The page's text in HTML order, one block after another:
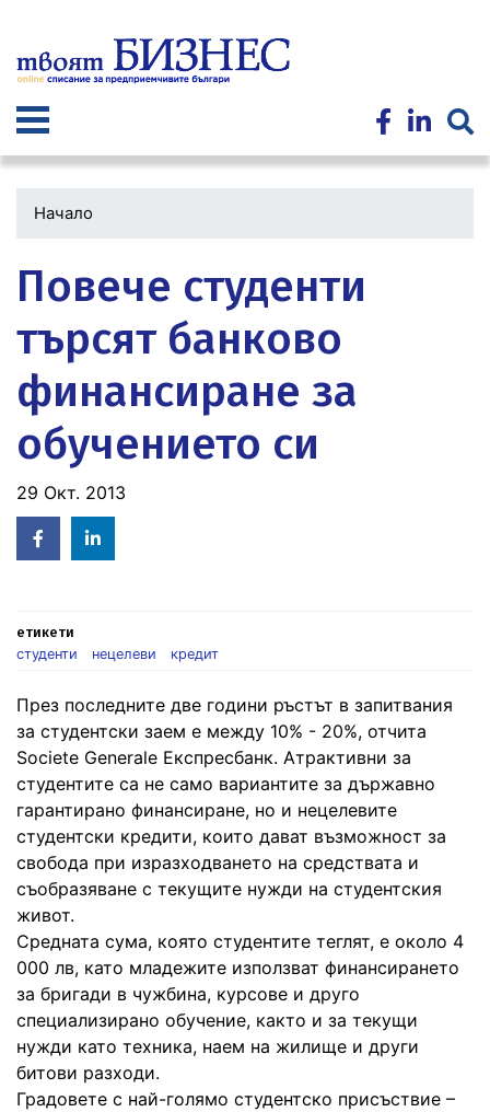
към
основното
Начало
Повече студенти
търсят банково
финансиране за
обучението си
29 Окт. 2013
Facebook
in
етикети
студенти
нецелеви кредит
През последните две години ръстът в запитвания
за студентски заем е между 10% - 20%, отчита
Societe Generale Експресбанк. Атрактивни за
студентите са не само вариантите за държавно
гарантирано финансиране, но и нецелевите
студентски кредити, които дават възможност за
свобода при изразходването на средствата и
съобразяване с текущите нужди на студентския
живот.
Средната сума, която студентите теглят, е около 4
000 лв, като младежите използват финансирането
за бригади в чужбина, курсове и друго
специализирано обучение, както и за текущи
нужди като техника, наем на жилище и други
битови разходи.
Градовете с най-голямо студентско присъствие –